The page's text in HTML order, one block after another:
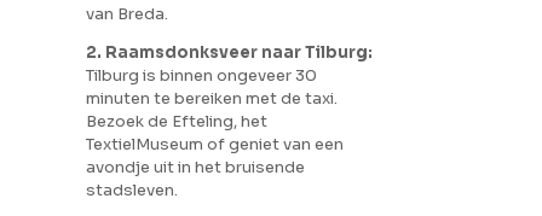
van Breda.
2. Raamsdonksveer naar Tilburg:
Tilburg is binnen ongeveer 30
minuten te bereiken met de taxi.
Bezoek de Efteling, het
TextielMuseum of geniet van een
avondje uit in het bruisende
stadsleven.